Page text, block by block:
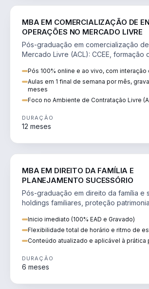
MBA EM COMERCIALIZAÇÃO DE
OPERAÇÕES NO MERCADO LIVRE
Pós-graduação em comercialização
Mercado Livre (ACL): CCEE, formação
Pós 100% online e ao vivo, com interação
Aulas em 1 final de semana por mês,
meses
Foco no Ambiente de Contratação Livre
DURAÇÃO
12 meses
MBA EM DIREITO DA FAMÍLIA E
PLANEJAMENTO SUCESSÓRIO
Pós-graduação em direito da família e
holdings familiares, proteção
Inicio imediato (100% EAD e Gravado)
Flexibilidade total de horário e ritmo de
Conteúdo atualizado e aplicável à prática
DURAÇÃO
6 meses